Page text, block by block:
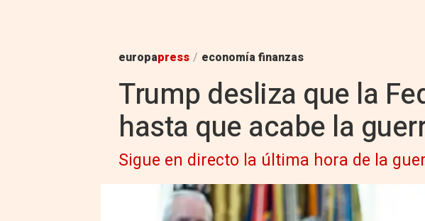
europapress / economía finanzas
Trump desliza que la
hasta que acabe la
Sigue en directo la última hora de la